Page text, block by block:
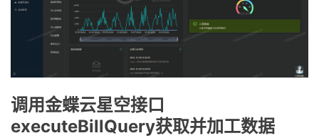
调用金蝶云星空接口
executeBillQuery获取并加工数据